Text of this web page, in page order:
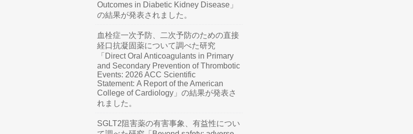
Outcomes in Diabetic Kidney Disease」
の結果が発表されました。
血栓症一次予防、二次予防のための直接
経口抗凝固薬について調べた研究
「Direct Oral Anticoagulants in Primary
and Secondary Prevention of Thrombotic
Events: 2026 ACC Scientific
Statement: A Report of the American
College of Cardiology」の結果が発表さ
れました。
SGLT2阻害薬の有害事象、有益性につい